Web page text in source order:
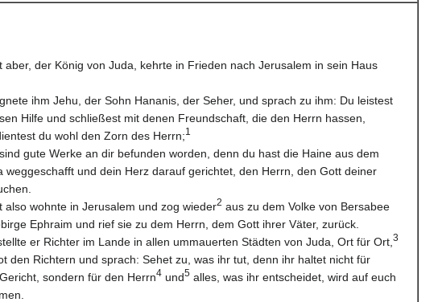
aber, der König von Juda, kehrte in Frieden nach Jerusalem in sein Haus
ihm Jehu, der Sohn Hananis, der Seher, und sprach zu ihm: Du leistest
Hilfe und schließest mit denen Freundschaft, die den Herrn hassen,
du wohl den Zorn des Herrn;1
gute Werke an dir befunden worden, denn du hast die Haine aus dem
weggeschafft und dein Herz darauf gerichtet, den Herrn, den Gott deiner
also wohnte in Jerusalem und zog wieder2 aus zu dem Volke von Bersabee
Ephraim und rief sie zu dem Herrn, dem Gott ihrer Väter, zurück.
er Richter im Lande in allen ummauerten Städten von Juda, Ort für Ort, 3
den Richtern und sprach: Sehet zu, was ihr tut, denn ihr haltet nicht für
sondern für den Herrn4 und5 alles, was ihr entscheidet, wird auf euch